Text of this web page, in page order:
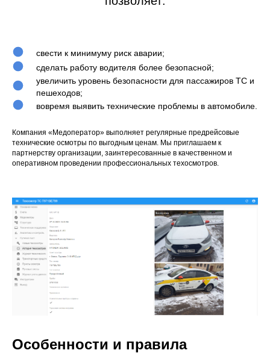
свести к минимуму риск аварии;
сделать работу водителя более безопасной;
увеличить уровень безопасности для пассажиров ТС и
пешеходов;
вовремя выявить технические проблемы в автомобиле.
Компания «Медоператор» выполняет регулярные предрейсовые
технические осмотры по выгодным ценам. Мы приглашаем к
партнерству организации, заинтересованные в качественном и
оперативном проведении профессиональных техосмотров.
Особенности и правила